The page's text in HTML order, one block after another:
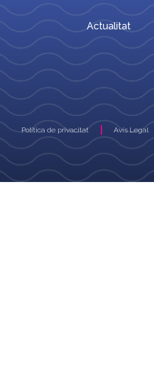
Actualitat
Política de privacitat Avís Legal